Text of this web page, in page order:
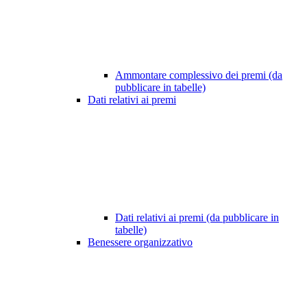
Ammontare complessivo dei premi (da
pubblicare in tabelle)
Dati relativi ai premi
Dati relativi ai premi (da pubblicare in
tabelle)
Benessere organizzativo